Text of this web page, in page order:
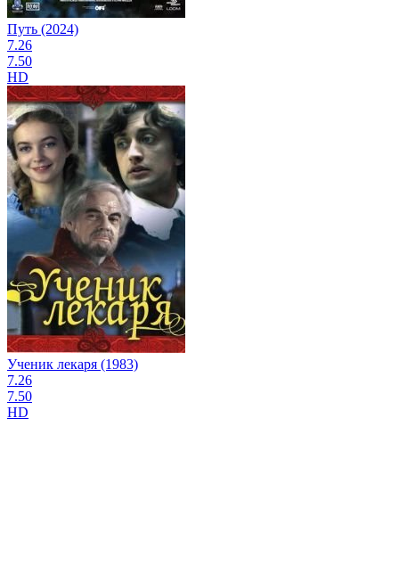
Путь (2024)
7.26
7.50
HD
Ученик лекаря (1983)
7.26
7.50
HD